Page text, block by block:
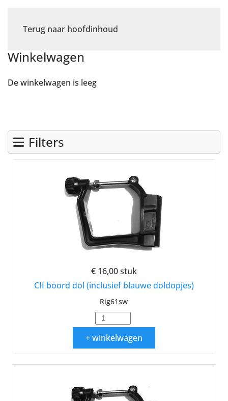
Terug naar hoofdinhoud
Winkelwagen
De winkelwagen is leeg
Filters
€ 16,00stuk
CII boord dol (inclusief blauwe doldopjes)
Rig61sw
+ winkelwagen